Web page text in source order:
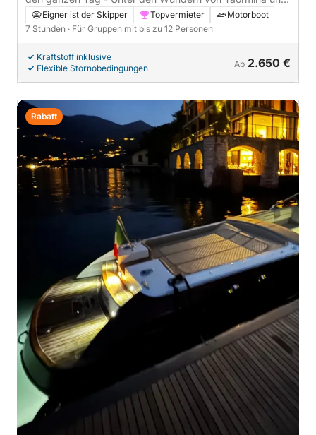
dem Ätna
Eigner ist der Skipper Topvermieter
Motorboot
7 Stunden · Für Gruppen mit bis zu 12 Personen
Kraftstoff inklusive
Flexible Stornobedingungen
Ab 2.650 €
Rabatt